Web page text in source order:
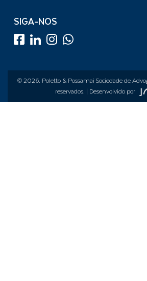
SIGA-NOS
© 2026. Poletto & Possamai Sociedade de
reservados. | Desenvolvido por